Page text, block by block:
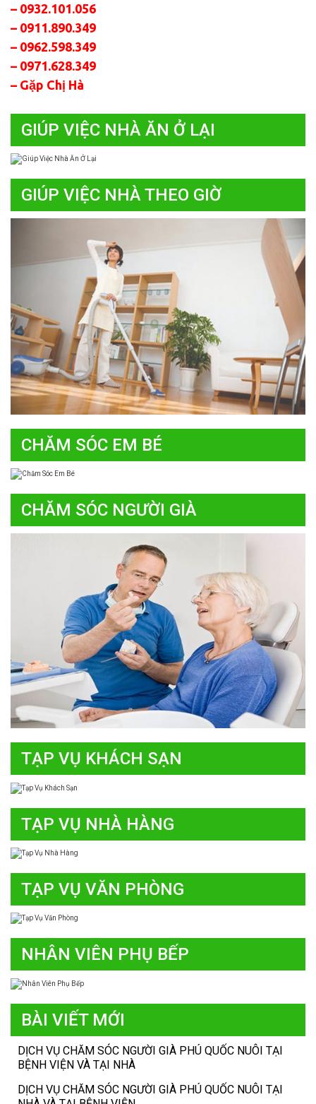
– 0932.101.056
– 0911.890.349
– 0962.598.349
– 0971.628.349
– Gặp Chị Hà
GIÚP VIỆC NHÀ ĂN Ở LẠI
GIÚP VIỆC NHÀ THEO GIỜ
CHĂM SÓC EM BÉ
CHĂM SÓC NGƯỜI GIÀ
TẠP VỤ KHÁCH SẠN
TẠP VỤ NHÀ HÀNG
TẠP VỤ VĂN PHÒNG
NHÂN VIÊN PHỤ BẾP
BÀI VIẾT MỚI
DỊCH VỤ CHĂM SÓC NGƯỜI GIÀ PHÚ QUỐC NUÔI TẠI
BỆNH VIỆN VÀ TẠI NHÀ
DỊCH VỤ CHĂM SÓC NGƯỜI GIÀ PHÚ QUỐC NUÔI TẠI